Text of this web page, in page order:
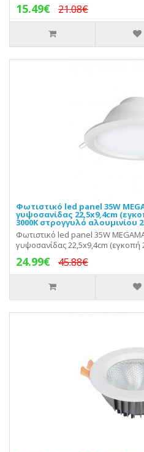
15.49€ 21.08€
Φωτιστικό led panel 35W
γυψοσανίδας 22,5x9,4cm
3000Κ στρογγυλό αλουμινίου
Φωτιστικό led panel 35W
γυψοσανίδας 22,5x9,4cm
24.99€ 45.88€